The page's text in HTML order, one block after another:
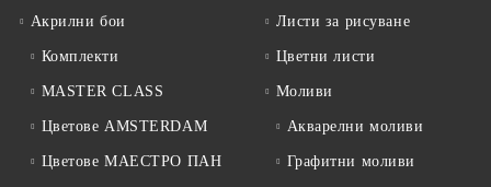
Акрилни бои
Комплекти
MASTER CLASS
Цветове AMSTERDAM
Цветове МАЕСТРО ПАН
Листи за рисуване
Цветни листи
Моливи
Акварелни моливи
Графитни моливи